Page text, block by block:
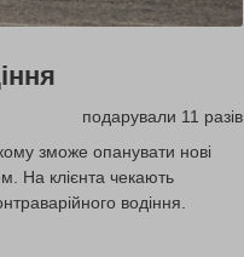
подарували 11 разів
зможе опанувати нові
На клієнта чекають
водіння.